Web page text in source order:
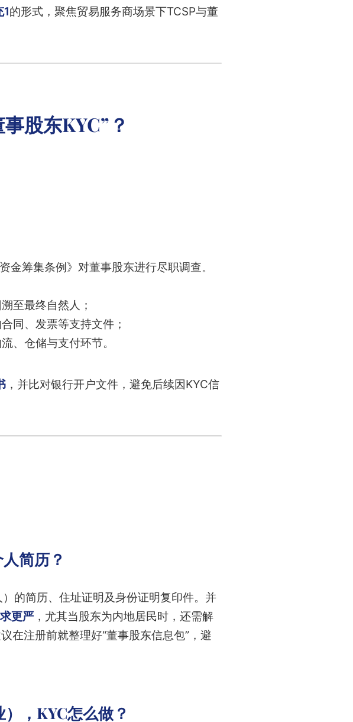
的形式，聚焦贸易服务商场景下TCSP与董
股东KYC”？
筹集条例》对董事股东进行尽职调查。
至最终自然人；
同、发票等支持文件；
、仓储与支付环节。
，并比对银行开户文件，避免后续因KYC信
简历？
的简历、住址证明及身份证明复印件。并
更严 ，尤其当股东为内地居民时，还需解
在注册前就整理好“董事股东信息包”，避
，KYC怎么做？